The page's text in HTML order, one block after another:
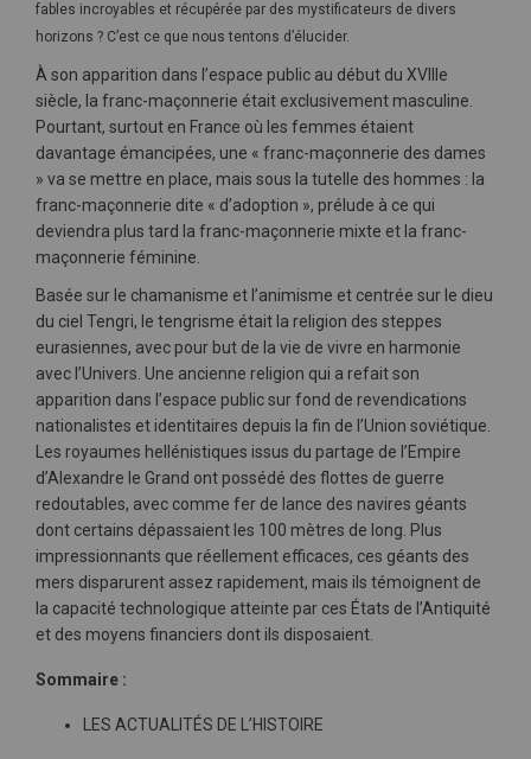
fables incroyables et récupérée par des mystificateurs de divers
horizons ? C’est ce que nous tentons d’élucider.
À son apparition dans l’espace public au début du XVIIIe
siècle, la franc-maçonnerie était exclusivement masculine.
Pourtant, surtout en France où les femmes étaient
davantage émancipées, une « franc-maçonnerie des dames
» va se mettre en place, mais sous la tutelle des hommes : la
franc-maçonnerie dite « d’adoption », prélude à ce qui
deviendra plus tard la franc-maçonnerie mixte et la franc-
maçonnerie féminine.
Basée sur le chamanisme et l’animisme et centrée sur le dieu
du ciel Tengri, le tengrisme était la religion des steppes
eurasiennes, avec pour but de la vie de vivre en harmonie
avec l’Univers. Une ancienne religion qui a refait son
apparition dans l’espace public sur fond de revendications
nationalistes et identitaires depuis la fin de l’Union soviétique.
Les royaumes hellénistiques issus du partage de l’Empire
d’Alexandre le Grand ont possédé des flottes de guerre
redoutables, avec comme fer de lance des navires géants
dont certains dépassaient les 100 mètres de long. Plus
impressionnants que réellement efficaces, ces géants des
mers disparurent assez rapidement, mais ils témoignent de
la capacité technologique atteinte par ces États de l’Antiquité
et des moyens financiers dont ils disposaient.
Sommaire :
LES ACTUALITÉS DE L’HISTOIRE